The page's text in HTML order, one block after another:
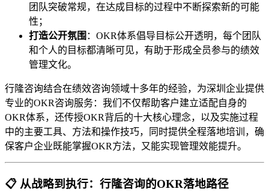
团队突破常规，在达成目标的过程中不断探索新的可能
性；
打造公开氛围 ：OKR体系倡导目标公开透明，每个团队
和个人的目标都清晰可见，有助于形成全员参与的绩效
管理文化。
行隆咨询结合在绩效咨询领域十多年的经验，为深圳企业提供
专业的OKR咨询服务：我们不仅帮助客户建立适配自身的
OKR体系，还传授OKR背后的十大核心理念，以及实施过程
中的主要工具、方法和操作技巧，同时提供全程落地培训，确
保客户企业既能掌握OKR方法，又能实现管理效能提升。
📋 从战略到执行：行隆咨询的OKR落地路径